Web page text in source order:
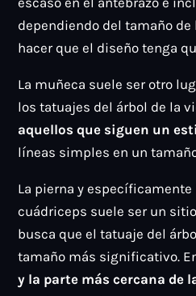
dependiendo del tamaño de
hacer que el diseño tenga
La muñeca suele ser otro
los tatuajes del árbol de la
aquellos que siguen un
líneas simples en un
La pierna y
cuádriceps suele ser un
busca que el tatuaje del
tamaño más significativo.
y la parte más cercana de